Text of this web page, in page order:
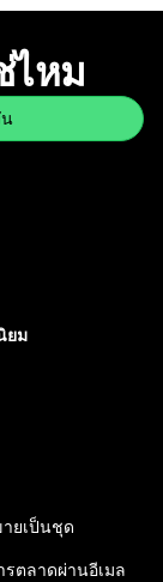
ไหม
ยม
ยเป็นชุด
รตลาดผ่านอีเมล